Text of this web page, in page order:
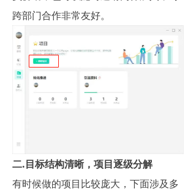
跨部门合作非常友好。
二.目标结构清晰，项目逐级分解
有时候做的项目比较庞大，下面涉及多